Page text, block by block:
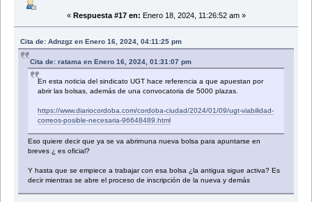
« Respuesta #17 en: Enero 18, 2024, 11:26:52 am »
Cita de: Adnzgz en Enero 16, 2024, 04:11:25 pm
Cita de: ratama en Enero 16, 2024, 01:31:07 pm
En esta noticia del sindicato UGT hace referencia a que apuestan por
abrir las bolsas, además de una convocatoria de 5000 plazas.
https://www.diariocordoba.com/cordoba-ciudad/2024/01/09/ugt-viabilidad-
correos-posible-necesaria-96648489.html
Eso quiere decir que ya se va abrirnuna nueva bolsa para apuntarse en
breves ¿ es oficial?
Y hasta que se empiece a trabajar con esa bolsa ¿la antigua sigue activa? Es
decir mientras se abre el proceso de inscripción de la nueva y demás